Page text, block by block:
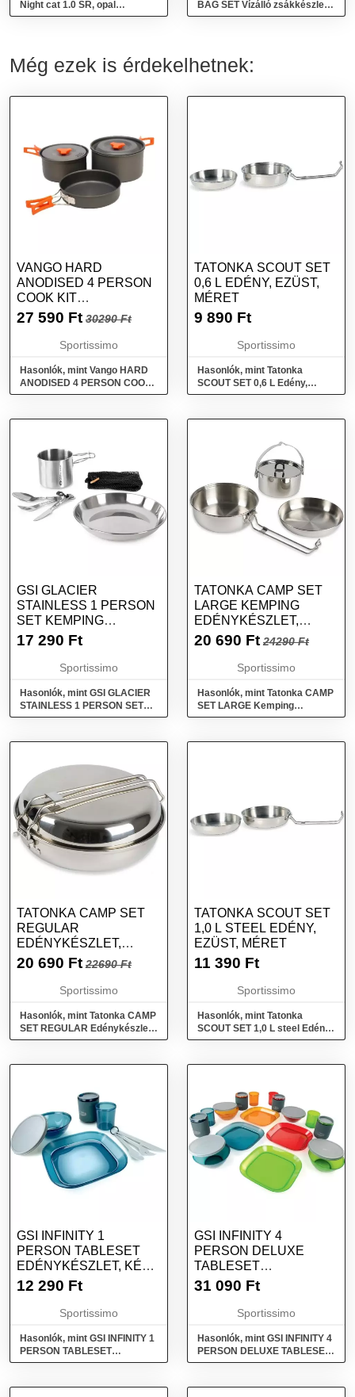
Night cat 1.0 SR, opal
white/pink, 2023 Fehér 29" S
BAG SET Vízálló zsákkészlet,
zöld, méret
Még ezek is érdekelhetnek:
VANGO HARD
ANODISED 4 PERSON
COOK KIT
EDÉNYKÉSZLET,
MÉRET
27 590 Ft 30290 Ft
Sportissimo
Hasonlók, mint Vango HARD
ANODISED 4 PERSON COOK
KIT Edénykészlet,
TATONKA SCOUT SET
0,6 L EDÉNY, EZÜST,
MÉRET
9 890 Ft
Sportissimo
Hasonlók, mint Tatonka
SCOUT SET 0,6 L Edény,
ezüst, méret
GSI GLACIER
STAINLESS 1 PERSON
SET KEMPING
EDÉNYEK, EZÜST,
17 290 Ft
Sportissimo
Hasonlók, mint GSI GLACIER
STAINLESS 1 PERSON SET
Kemping edények, ezüst,
TATONKA CAMP SET
LARGE KEMPING
EDÉNYKÉSZLET,
EZÜST, MÉRET
20 690 Ft 24290 Ft
Sportissimo
Hasonlók, mint Tatonka CAMP
SET LARGE Kemping
edénykészlet, ezüst, méret
TATONKA CAMP SET
REGULAR
EDÉNYKÉSZLET,
EZÜST, MÉRET
20 690 Ft 22690 Ft
Sportissimo
Hasonlók, mint Tatonka CAMP
SET REGULAR Edénykészlet,
ezüst, méret
TATONKA SCOUT SET
1,0 L STEEL EDÉNY,
EZÜST, MÉRET
11 390 Ft
Sportissimo
Hasonlók, mint Tatonka
SCOUT SET 1,0 L steel Edény,
ezüst, méret
GSI INFINITY 1
PERSON TABLESET
EDÉNYKÉSZLET, KÉK,
MÉRET
12 290 Ft
Sportissimo
Hasonlók, mint GSI INFINITY 1
PERSON TABLESET
Edénykészlet, kék, méret
GSI INFINITY 4
PERSON DELUXE
TABLESET
EDÉNYKÉSZLET, MIX,
31 090 Ft
Sportissimo
Hasonlók, mint GSI INFINITY 4
PERSON DELUXE TABLESET
Edénykészlet, mix, méret